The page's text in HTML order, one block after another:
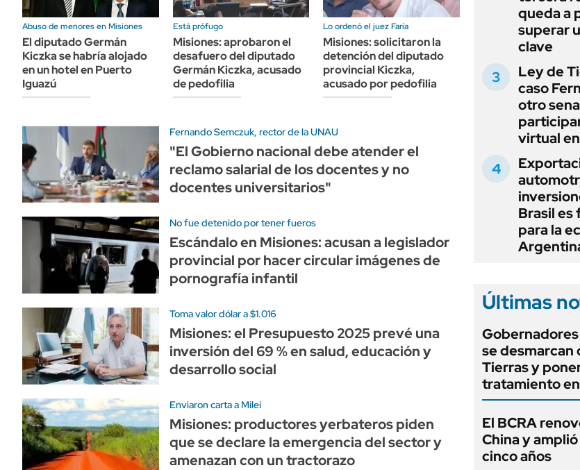
Abuso de menores en Misiones
El diputado Germán
Kiczka se habría alojado
en un hotel en Puerto
Iguazú
Está prófugo
Misiones: aprobaron el
desafuero del diputado
Germán Kiczka, acusado
de pedofilia
Lo ordenó el juez Faría
Misiones: solicitaron la
detención del diputado
provincial Kiczka,
acusado por pedofilia
Fernando Semczuk, rector de la UNAU
"El Gobierno nacional debe atender el
reclamo salarial de los docentes y no
docentes universitarios"
No fue detenido por tener fueros
Escándalo en Misiones: acusan a legislador
provincial por hacer circular imágenes de
pornografía infantil
Toma valor dólar a $1.016
Misiones: el Presupuesto 2025 prevé una
inversión del 69 % en salud, educación y
desarrollo social
Enviaron carta a Milei
Misiones: productores yerbateros piden
que se declare la emergencia del sector y
amenazan con un tractorazo
queda a
superar
clave
Ley de
caso
otro
virtual
Brasil es
para la
Últimas
se desmarcan
Tierras y
tratamiento
El BCRA
China y
cinco años